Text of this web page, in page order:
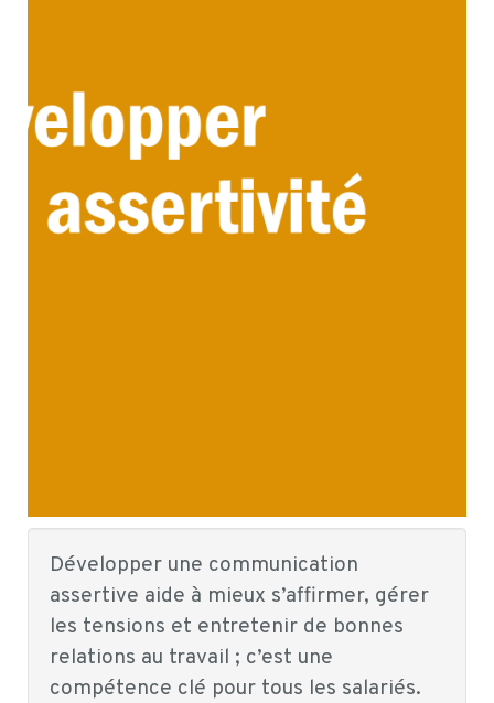
Développer une communication
assertive aide à mieux s’affirmer, gérer
les tensions et entretenir de bonnes
relations au travail ; c’est une
compétence clé pour tous les salariés.